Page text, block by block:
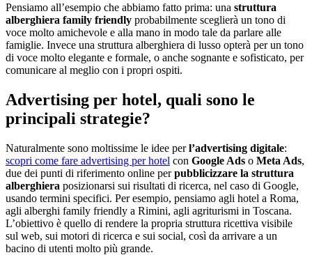
Pensiamo all’esempio che abbiamo fatto prima: una struttura
alberghiera family friendly probabilmente sceglierà un tono di
voce molto amichevole e alla mano in modo tale da parlare alle
famiglie. Invece una struttura alberghiera di lusso opterà per un tono
di voce molto elegante e formale, o anche sognante e sofisticato, per
comunicare al meglio con i propri ospiti.
Advertising per hotel, quali sono le
principali strategie?
Naturalmente sono moltissime le idee perl’advertising digitale:
scopri come fare advertising per hotel con Google Ads o Meta Ads,
due dei punti di riferimento online perpubblicizzare la struttura
alberghiera posizionarsi sui risultati di ricerca, nel caso di Google,
usando termini specifici. Per esempio, pensiamo agli hotel a Roma,
agli alberghi family friendly a Rimini, agli agriturismi in Toscana.
L’obiettivo è quello di rendere la propria struttura ricettiva visibile
sul web, sui motori di ricerca e sui social, così da arrivare a un
bacino di utenti molto più grande.